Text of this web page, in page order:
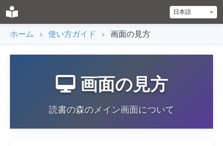
ホーム › 使い方ガイド › 画面の見方
画面の見方
読書の森のメイン画面について